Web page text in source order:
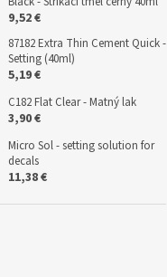
9,52 €
87182 Extra Thin Cement Quick -
Setting (40ml)
5,19 €
C182 Flat Clear - Matný lak
3,90 €
Micro Sol - setting solution for
decals
11,38 €